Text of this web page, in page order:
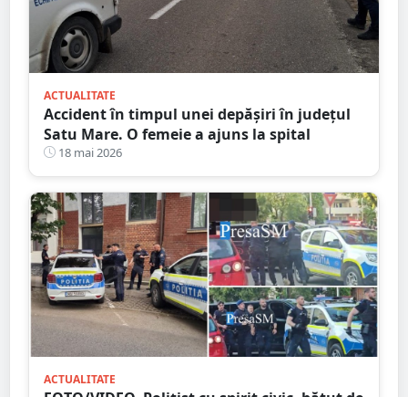
ACTUALITATE
Accident în timpul unei depășiri în județul
Satu Mare. O femeie a ajuns la spital
18 mai 2026
ACTUALITATE